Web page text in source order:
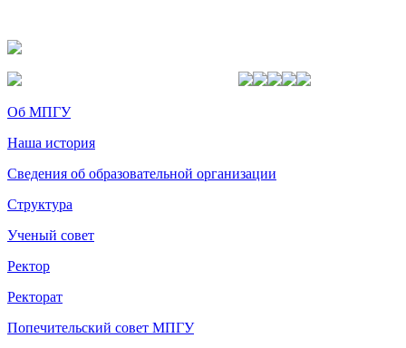
Об МПГУ
Наша история
Сведения об образовательной организации
Структура
Ученый совет
Ректор
Ректорат
Попечительский совет МПГУ